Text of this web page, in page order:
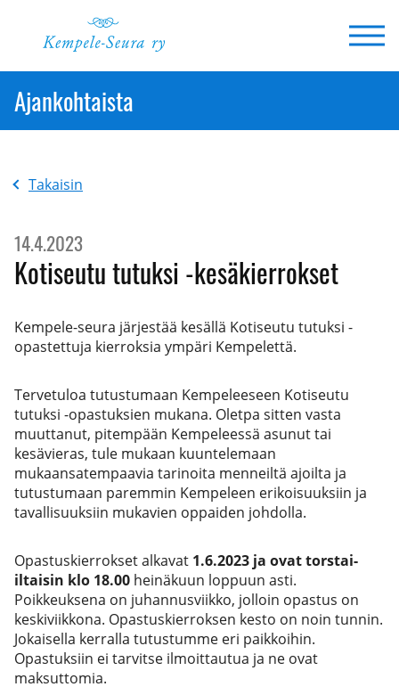
Ajankohtaista
Takaisin
14.4.2023
Kotiseutu tutuksi -kesäkierrokset
Kempele-seura järjestää kesällä Kotiseutu tutuksi -
opastettuja kierroksia ympäri Kempelettä.
Tervetuloa tutustumaan Kempeleeseen Kotiseutu
tutuksi -opastuksien mukana. Oletpa sitten vasta
muuttanut, pitempään Kempeleessä asunut tai
kesävieras, tule mukaan kuuntelemaan
mukaansatempaavia tarinoita menneiltä ajoilta ja
tutustumaan paremmin Kempeleen erikoisuuksiin ja
tavallisuuksiin mukavien oppaiden johdolla.
Opastuskierrokset alkavat 1.6.2023 ja ovat torstai-
iltaisin klo 18.00 heinäkuun loppuun asti.
Poikkeuksena on juhannusviikko, jolloin opastus on
keskiviikkona. Opastuskierroksen kesto on noin tunnin.
Jokaisella kerralla tutustumme eri paikkoihin.
Opastuksiin ei tarvitse ilmoittautua ja ne ovat
maksuttomia.